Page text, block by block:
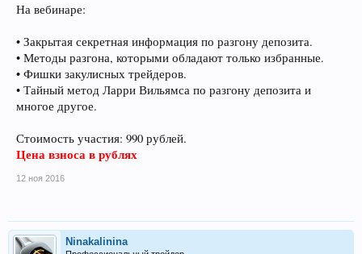
На вебинаре:
• Закрытая секретная информация по разгону депозита.
• Методы разгона, которыми обладают только избранные.
• Фишки закулисных трейдеров.
• Тайный метод Ларри Вильямса по разгону депозита и
многое другое.
Стоимость участия: 990 рублей.
Цена взноса в рублях
12 ноя 2016
Ninakalinina